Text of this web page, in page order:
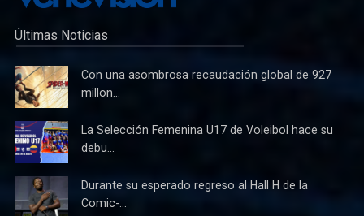
Últimas Noticias
Con una asombrosa recaudación global de 927
millon...
La Selección Femenina U17 de Voleibol hace su
debu...
Durante su esperado regreso al Hall H de la
Comic-...